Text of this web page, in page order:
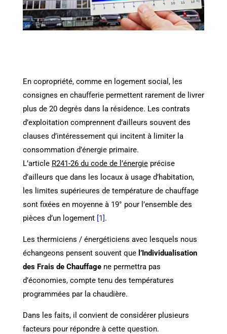
En copropriété, comme en logement social, les
consignes en chaufferie permettent rarement de livrer
plus de 20 degrés dans la résidence. Les contrats
d’exploitation comprennent d’ailleurs souvent des
clauses d’intéressement qui incitent à limiter la
consommation d’énergie primaire.
L’article R241-26 du code de l’énergieprécise
d’ailleurs que dans les locaux à usage d’habitation,
les limites supérieures de température de chauffage
sont fixées en moyenne à 19° pour l’ensemble des
pièces d’un logement [1].
Les thermiciens / énergéticiens avec lesquels nous
échangeons pensent souvent quel’Individualisation
des Frais de Chauffagene permettra pas
d’économies, compte tenu des températures
programmées par la chaudière.
Dans les faits, il convient de considérer plusieurs
facteurs pour répondre à cette question.